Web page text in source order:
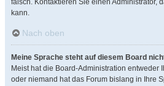
falsch. Kontaktieren Sie einen Administrator,
kann.
Nach oben
Meine Sprache steht auf diesem Board
Meist hat die Board-Administration entweder
oder niemand hat das Forum bislang in Ihre